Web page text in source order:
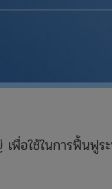
อใช้ในการฟื้นฟูระ